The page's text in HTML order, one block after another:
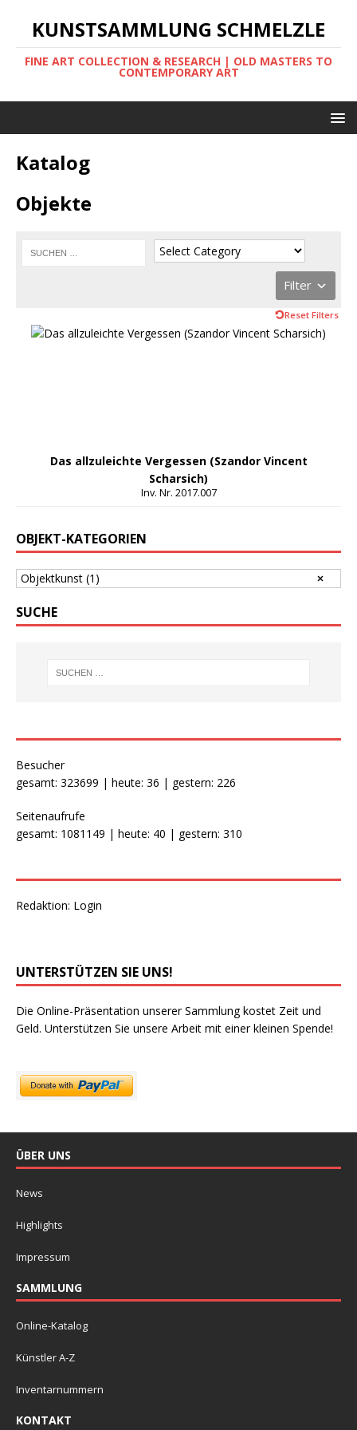
KUNSTSAMMLUNG SCHMELZLE
FINE ART COLLECTION & RESEARCH | OLD MASTERS TO
CONTEMPORARY ART
Katalog
Objekte
Filter
Reset Filters
Das allzuleichte Vergessen (Szandor Vincent
Scharsich)
Inv. Nr. 2017.007
OBJEKT-KATEGORIEN
Objektkunst (1)
SUCHE
Besucher
gesamt: 323699 | heute: 36 | gestern: 226
Seitenaufrufe
gesamt: 1081149 | heute: 40 | gestern: 310
Redaktion: Login
UNTERSTÜTZEN SIE UNS!
Die Online-Präsentation unserer Sammlung kostet Zeit und
Geld. Unterstützen Sie unsere Arbeit mit einer kleinen Spende!
ÜBER UNS
News
Highlights
Impressum
SAMMLUNG
Online-Katalog
Künstler A-Z
Inventarnummern
KONTAKT